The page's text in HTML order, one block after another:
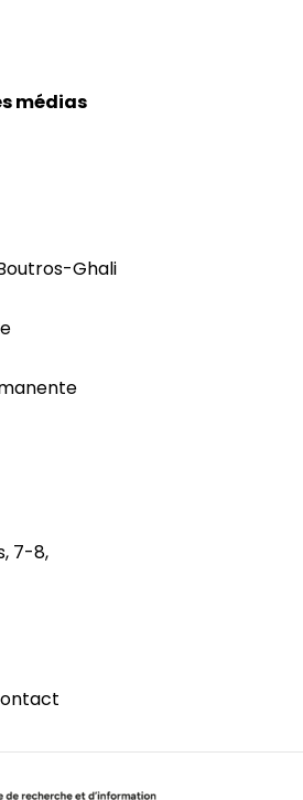
médias
Ghali
7-8,